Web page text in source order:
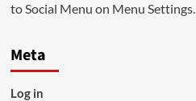
to Social Menu on Menu Settings.
Meta
Log in